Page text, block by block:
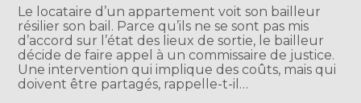
Le locataire d’un appartement voit son bailleur
résilier son bail. Parce qu’ils ne se sont pas mis
d’accord sur l’état des lieux de sortie, le bailleur
décide de faire appel à un commissaire de justice.
Une intervention qui implique des coûts, mais qui
doivent être partagés, rappelle-t-il…